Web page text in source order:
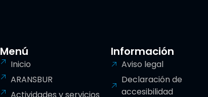
Menú
Inicio
ARANSBUR
Actividades y servicios
Información
Aviso legal
Declaración de
accesibilidad